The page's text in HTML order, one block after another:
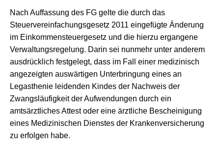
Nach Auffassung des FG gelte die durch das
Steuervereinfachungsgesetz 2011 eingefügte Änderung
im Einkommensteuergesetz und die hierzu ergangene
Verwaltungsregelung. Darin sei nunmehr unter anderem
ausdrücklich festgelegt, dass im Fall einer medizinisch
angezeigten auswärtigen Unterbringung eines an
Legasthenie leidenden Kindes der Nachweis der
Zwangsläufigkeit der Aufwendungen durch ein
amtsärztliches Attest oder eine ärztliche Bescheinigung
eines Medizinischen Dienstes der Krankenversicherung
zu erfolgen habe.